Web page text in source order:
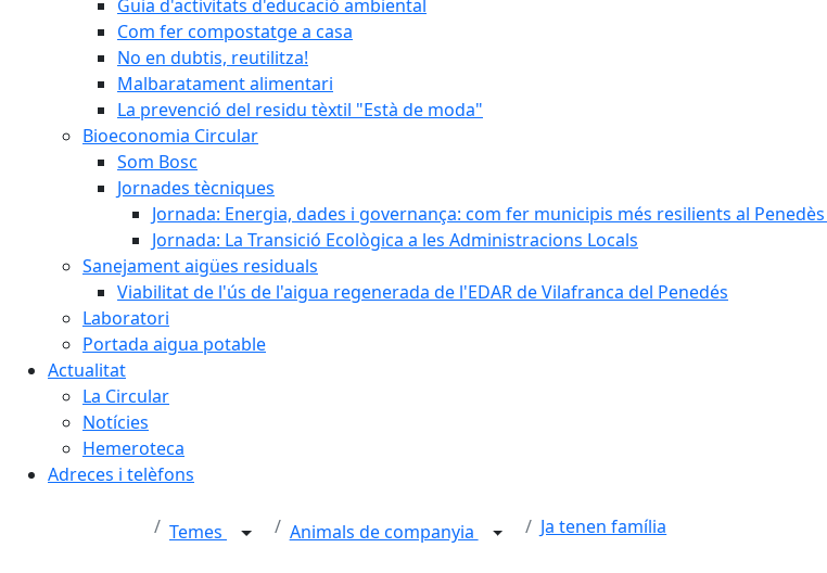
Guia d'activitats d'educació ambiental
Com fer compostatge a casa
No en dubtis, reutilitza!
Malbaratament alimentari
La prevenció del residu tèxtil "Està de moda"
Bioeconomia Circular
Som Bosc
Jornades tècniques
Jornada: Energia, dades i governança: com fer municipis més resilients al
Jornada: La Transició Ecològica a les Administracions Locals
Sanejament aigües residuals
Viabilitat de l'ús de l'aigua regenerada de l'EDAR de Vilafranca del Penedés
Laboratori
Portada aigua potable
Actualitat
La Circular
Notícies
Hemeroteca
Adreces i telèfons
Temes Animals de companyia Ja tenen família